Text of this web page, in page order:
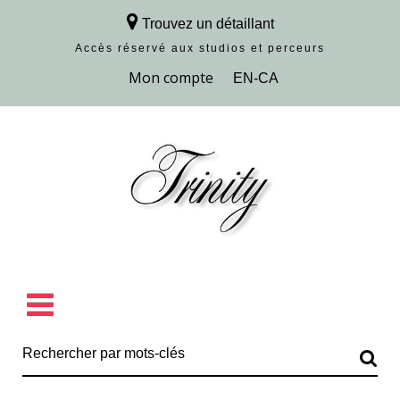
Trouvez un détaillant
Accès réservé aux studios et perceurs
Découvrir la collection